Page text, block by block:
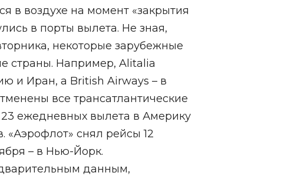
в воздухе на момент «закрытия
в порты вылета. Не зная,
некоторые зарубежные
страны. Например, Alitalia
и Иран, а British Airways – в
все трансатлантические
ежедневных вылета в Америку
«Аэрофлот» снял рейсы 12
– в Нью-Йорк.
данным,